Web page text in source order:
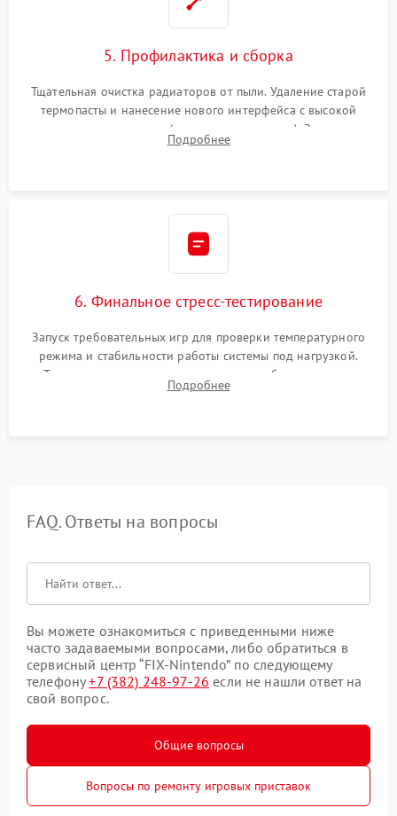
5. Профилактика и сборка
Тщательная очистка радиаторов от пыли. Удаление старой
термопасты и нанесение нового интерфейса с высокой
теплопроводностью (или жидкого металла). Замена
термопрокладок. Аккуратная сборка консоли и подключение
Подробнее
6. Финальное стресс-тестирование
Запуск требовательных игр для проверки температурного
режима и стабильности работы системы под нагрузкой.
Тестирование привода, синхронизации беспроводных
геймпадов, выхода в сеть и выдачи изображения без
Подробнее
FAQ. Ответы на вопросы
Вы можете ознакомиться с приведенными ниже
часто задаваемыми вопросами, либо обратиться в
сервисный центр “FIX-Nintendo” по следующему
телефону+7 (382) 248-97-26 если не нашли ответ на
свой вопрос.
Общие вопросы
Вопросы по ремонту игровых приставок